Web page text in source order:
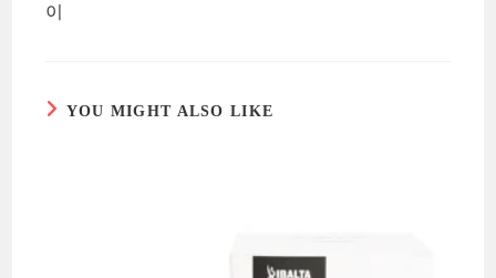
이
YOU MIGHT ALSO LIKE